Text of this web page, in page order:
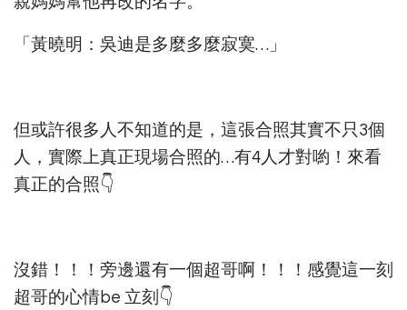
「黃曉明：吳迪是多麼多麼寂寞…」
但或許很多人不知道的是，這張合照其實不只3個
人，實際上真正現場合照的…有4人才對喲！來看
真正的合照👇
沒錯！！！旁邊還有一個超哥啊！！！感覺這一刻
超哥的心情be 立刻👇